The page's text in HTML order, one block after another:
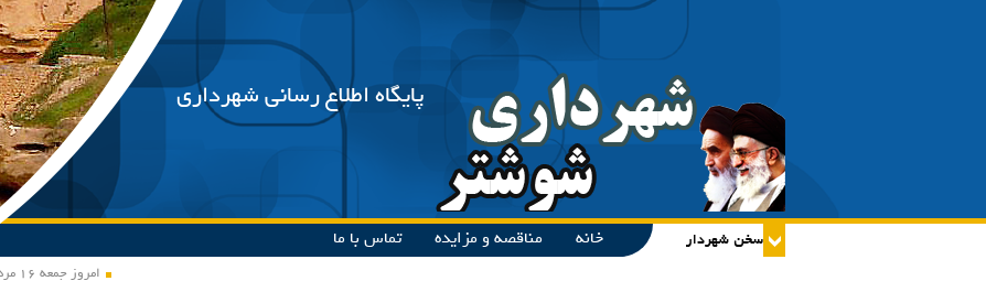
پایگاه اطلاع رسانی شهرداری
امروز جمعه ۱۶ مرداد ۱۴۰۵
خانه مناقصه و مزایده تماس با ما